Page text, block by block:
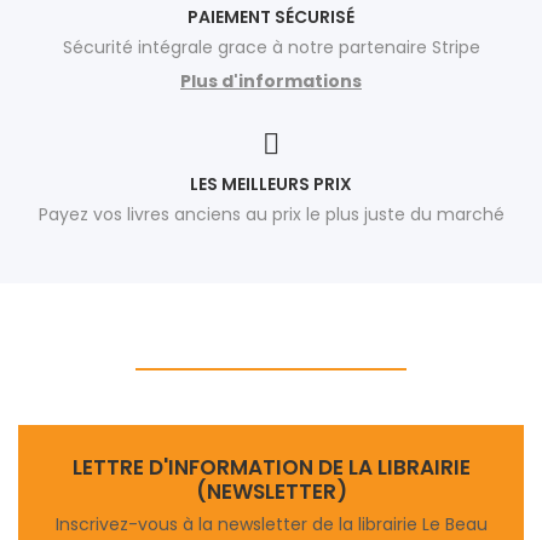
PAIEMENT SÉCURISÉ
Sécurité intégrale grace à notre partenaire Stripe
Plus d'informations
LES MEILLEURS PRIX
Payez vos livres anciens au prix le plus juste du marché
LETTRE D'INFORMATION DE LA LIBRAIRIE
(NEWSLETTER)
Inscrivez-vous à la newsletter de la librairie Le Beau